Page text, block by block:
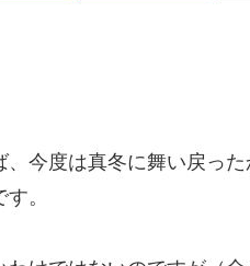
今度は真冬に舞い戻っ
。